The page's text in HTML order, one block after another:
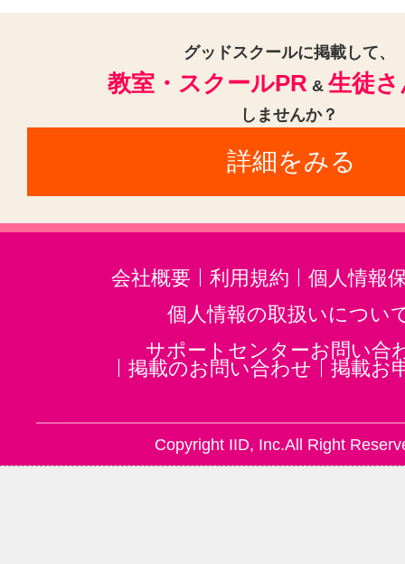
グッドスクールに掲載して、
教室・スクールPR & 生徒
しませんか？
詳細をみる
会社概要 利用規約
個人情報
個人情報の取扱いについ
サポートセンターお問い合
掲載のお問い合わせ
掲載お
Copyright IID, Inc.All Right